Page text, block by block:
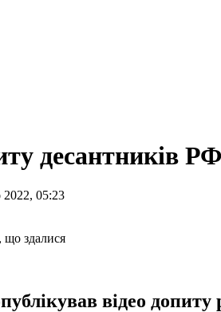
десантників
05:23
відео